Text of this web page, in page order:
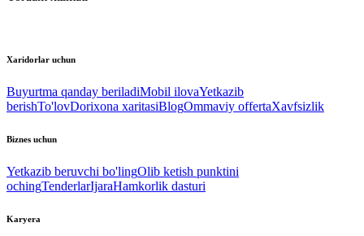
Xaridorlar uchun
Buyurtma qanday beriladiMobil ilovaYetkazib
berishTo'lovDorixona xaritasiBlogOmmaviy offertaXavfsizlik
Biznes uchun
Yetkazib beruvchi bo'lingOlib ketish punktini
ochingTenderlarIjaraHamkorlik dasturi
Karyera